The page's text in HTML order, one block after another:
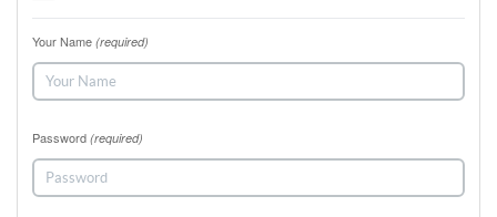
Your Name (required)
Password (required)